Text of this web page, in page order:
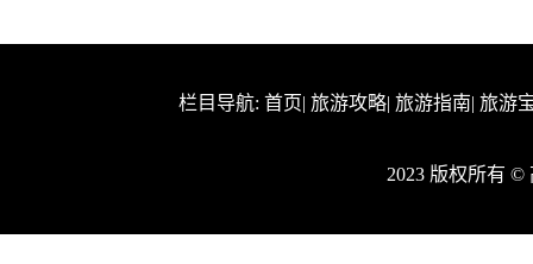
栏目导航: 首页| 旅游攻略| 旅游指南| 旅游
2023 版权所有